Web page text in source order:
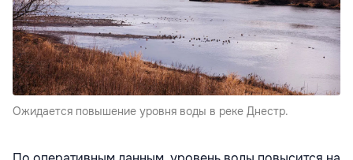
Ожидается повышение уровня воды в реке Днестр.